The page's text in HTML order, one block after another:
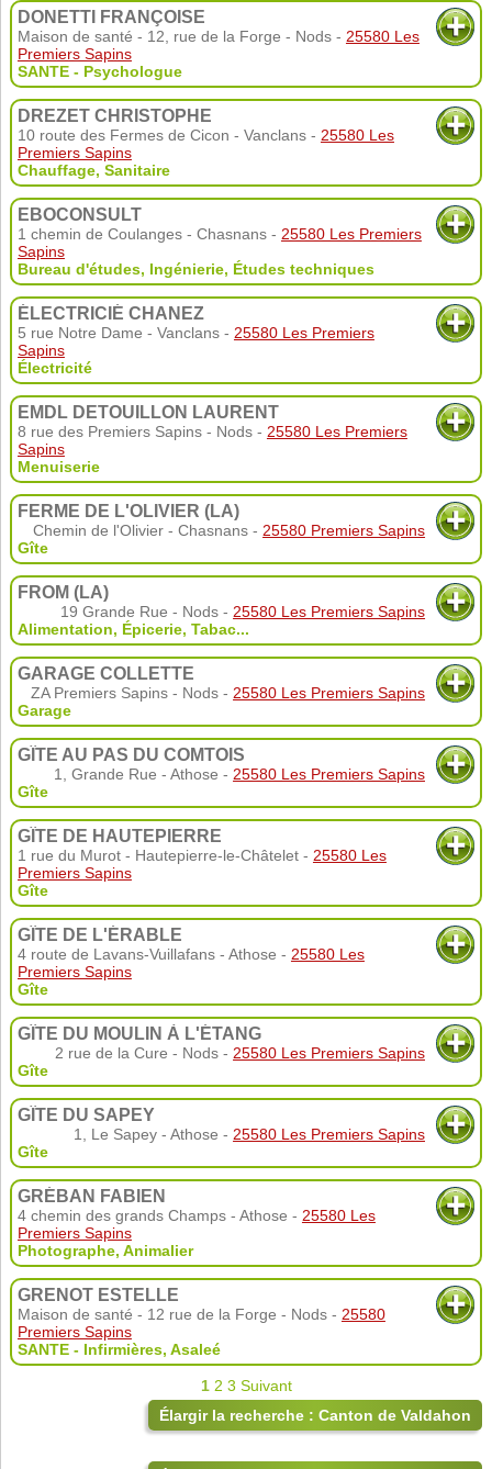
DONETTI FRANÇOISE
Maison de santé - 12, rue de la Forge - Nods - 25580 Les
Premiers Sapins
SANTE - Psychologue
DREZET CHRISTOPHE
10 route des Fermes de Cicon - Vanclans - 25580 Les
Premiers Sapins
Chauffage, Sanitaire
EBOCONSULT
1 chemin de Coulanges - Chasnans - 25580 Les Premiers
Sapins
Bureau d'études, Ingénierie, Études techniques
ÉLECTRICIÉ CHANEZ
5 rue Notre Dame - Vanclans - 25580 Les Premiers
Sapins
Électricité
EMDL DETOUILLON LAURENT
8 rue des Premiers Sapins - Nods - 25580 Les Premiers
Sapins
Menuiserie
FERME DE L'OLIVIER (LA)
Chemin de l'Olivier - Chasnans - 25580 Premiers Sapins
Gîte
FROM (LA)
19 Grande Rue - Nods - 25580 Les Premiers Sapins
Alimentation, Épicerie, Tabac...
GARAGE COLLETTE
ZA Premiers Sapins - Nods - 25580 Les Premiers Sapins
Garage
GÎTE AU PAS DU COMTOIS
1, Grande Rue - Athose - 25580 Les Premiers Sapins
Gîte
GÎTE DE HAUTEPIERRE
1 rue du Murot - Hautepierre-le-Châtelet - 25580 Les
Premiers Sapins
Gîte
GÎTE DE L'ÉRABLE
4 route de Lavans-Vuillafans - Athose - 25580 Les
Premiers Sapins
Gîte
GÎTE DU MOULIN À L'ÉTANG
2 rue de la Cure - Nods - 25580 Les Premiers Sapins
Gîte
GÎTE DU SAPEY
1, Le Sapey - Athose - 25580 Les Premiers Sapins
Gîte
GRÉBAN FABIEN
4 chemin des grands Champs - Athose - 25580 Les
Premiers Sapins
Photographe, Animalier
GRENOT ESTELLE
Maison de santé - 12 rue de la Forge - Nods - 25580
Premiers Sapins
SANTE - Infirmières, Asaleé
1 2 3 Suivant
Élargir la recherche : Canton de Valdahon